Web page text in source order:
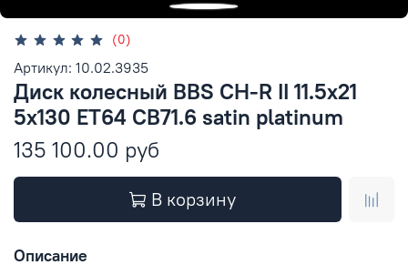
(0)
Артикул: 10.02.3935
Диск колесный BBS CH-R II 11.5x21
5x130 ET64 CB71.6 satin platinum
135 100.00 руб
В корзину
Описание